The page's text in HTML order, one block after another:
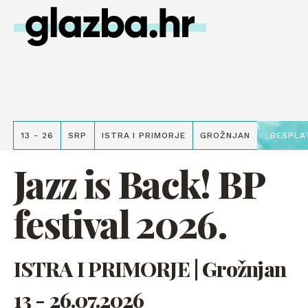
13 - 26 SRP ISTRA I PRIMORJE GROŽNJAN
Jazz is Back! BP
festival 2026.
ISTRA I PRIMORJE | Grožnjan
13 - 26.07.2026